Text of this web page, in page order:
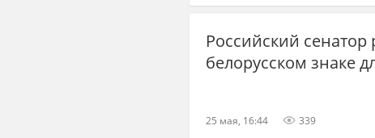
Россия Украина.ру
Российский сенатор
белорусском знаке
25 мая, 16:44 339